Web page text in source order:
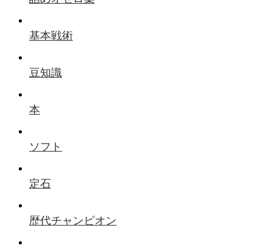
基本戦術
豆知識
本
ソフト
定石
歴代チャンピオン